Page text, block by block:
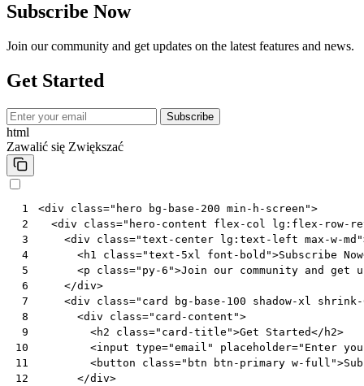
Subscribe Now
Join our community and get updates on the latest features and news.
Get Started
Subscribe
html
Zawalić się Zwiększać
1
2
3
4
5
6
7
8
9
10
11
12
<div class="hero bg-base-200 min-h-screen">
<div class="hero-content flex-col lg:flex-row-
<div class="text-center lg:text-left max-w-md"
<h1 class="text-5xl font-bold">Subscribe Now
<p class="py-6">Join our community and get
</div>
<div class="card bg-base-100 shadow-xl
<div class="card-content">
<h2 class="card-title">Get Started</ h2>
<input type="email" placeholder="Enter
<button class="btn btn-primary w-full">
</div>